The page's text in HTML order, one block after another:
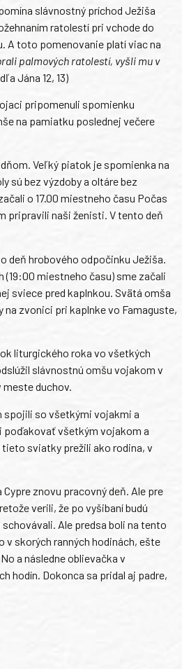
slávnostný príchod Ježiša
ratolestí pri vchode do
A toto pomenovanie platí viac na
palmových ratolestí, vyšli mu v
Jána 12, 13)
pripomenuli spomienku
na pamiatku poslednej večere
Veľký piatok je spomienka na
sú bez výzdoby a oltáre bez
o 17.00 miestneho času Počas
pripravili naši ženisti. V tento deň
deň hrobového odpočinku Ježiša.
miestneho času) sme začali
sviece pred kaplnkou. Svätá omša
zvonici pri kaplnke vo Famaguste,
liturgického roka vo všetkých
slávnostnú omšu vojakom v
meste duchov.
spojili so všetkými vojakmi a
poďakovať všetkým vojakom a
sviatky prežili ako rodina, v
znovu pracovný deň. Ale pre
verili, že po vyšibaní budú
Ale predsa boli na tento
v skorých ranných hodinách, ešte
a následne oblievačka v
hodín. Dokonca sa pridal aj padre,